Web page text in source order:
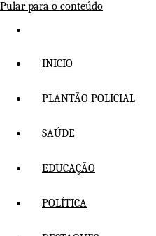
Pular para o conteúdo
INICIO
PLANTÃO POLICIAL
SAÚDE
EDUCAÇÃO
POLÍTICA